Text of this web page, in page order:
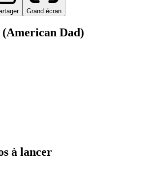
Grand écran
Dad)
à lancer